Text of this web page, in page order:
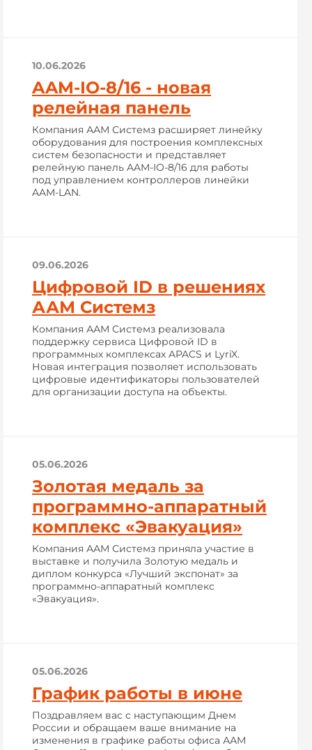
10.06.2026
AAM-IO-8/16 - новая
релейная панель
Компания ААМ Системз расширяет линейку
оборудования для построения комплексных
систем безопасности и представляет
релейную панель AAM-IO-8/16 для работы
под управлением контроллеров линейки
AAM-LAN.
09.06.2026
Цифровой ID в решениях
ААМ Системз
Компания ААМ Системз реализовала
поддержку сервиса Цифровой ID в
программных комплексах APACS и LyriX.
Новая интеграция позволяет использовать
цифровые идентификаторы пользователей
для организации доступа на объекты.
05.06.2026
Золотая медаль за
программно-аппаратный
комплекс «Эвакуация»
Компания ААМ Системз приняла участие в
выставке и получила Золотую медаль и
диплом конкурса «Лучший экспонат» за
программно-аппаратный комплекс
«Эвакуация».
05.06.2026
График работы в июне
Поздравляем вас с наступающим Днем
России и обращаем ваше внимание на
изменения в графике работы офиса ААМ